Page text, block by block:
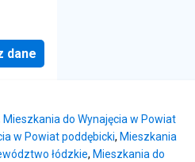
dane
Mieszkania do Wynajęcia w Powiat
w Powiat poddębicki, Mieszkania
łódzkie, Mieszkania do